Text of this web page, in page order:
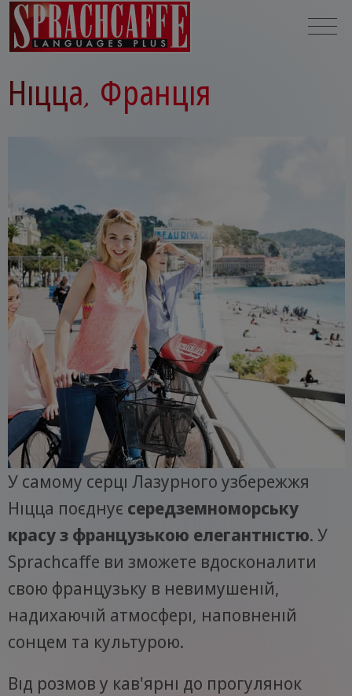
Ніцца, Франція
У самому серці Лазурного узбережжя
Ніцца поєднує середземноморську
красу з французькою елегантністю. У
Sprachcaffe ви зможете вдосконалити
свою французьку в невимушеній,
надихаючій атмосфері, наповненій
сонцем та культурою.
Від розмов у кав'ярні до прогулянок